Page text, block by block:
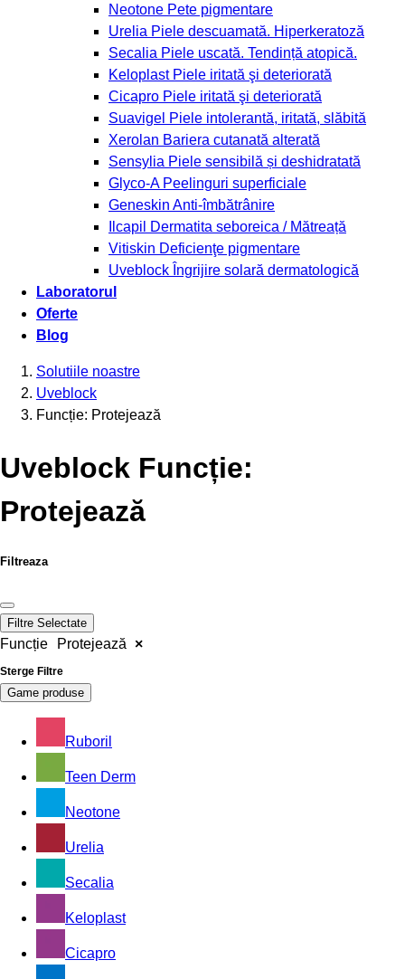
Neotone Pete pigmentare
Urelia Piele descuamată. Hiperkeratoză
Secalia Piele uscată. Tendință atopică.
Keloplast Piele iritată şi deteriorată
Cicapro Piele iritată şi deteriorată
Suavigel Piele intolerantă, iritată, slăbită
Xerolan Bariera cutanată alterată
Sensylia Piele sensibilă și deshidratată
Glyco-A Peelinguri superficiale
Geneskin Anti-îmbătrânire
Ilcapil
Dermatita seboreica / Mătreață
Vitiskin Deficienţe pigmentare
Uveblock Îngrijire solară dermatologică
Laboratorul
Oferte
Blog
Solutiile noastre
Uveblock
Funcție: Protejează
Uveblock Funcție:
Protejează
Filtreaza
Filtre Selectate
Funcție Protejează ×
Sterge Filtre
Game produse
Ruboril
Teen Derm
Neotone
Urelia
Secalia
Keloplast
Cicapro